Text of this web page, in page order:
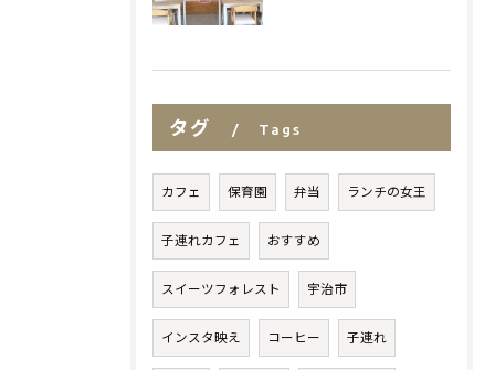
タグ Tags
カフェ 保育園 弁当 ランチの女王
子連れカフェ おすすめ
スイーツフォレスト 宇治市
インスタ映え コーヒー 子連れ